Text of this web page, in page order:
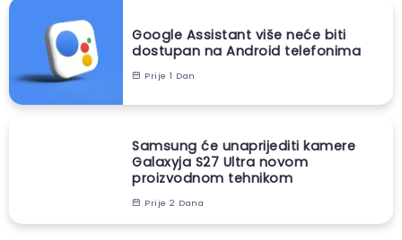
Google Assistant više neće biti
dostupan na Android telefonima
Prije 1 Dan
Samsung će unaprijediti kamere
Galaxyja S27 Ultra novom
proizvodnom tehnikom
Prije 2 Dana